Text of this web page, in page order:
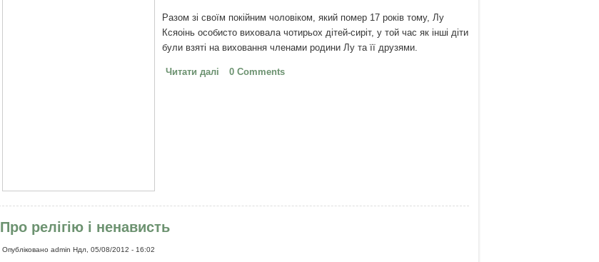
Разом зі своїм покійним чоловіком, який помер 17 років тому, Лу
Ксяоінь особисто виховала чотирьох дітей-сиріт, у той час як інші діти
були взяті на виховання членами родини Лу та її друзями.
Читати далі про Бідна китаянка врятувала більше 30 покинутих
0 Comments
Про релігію і ненависть
Опублікованоadmin Ндл, 05/08/2012 - 16:02